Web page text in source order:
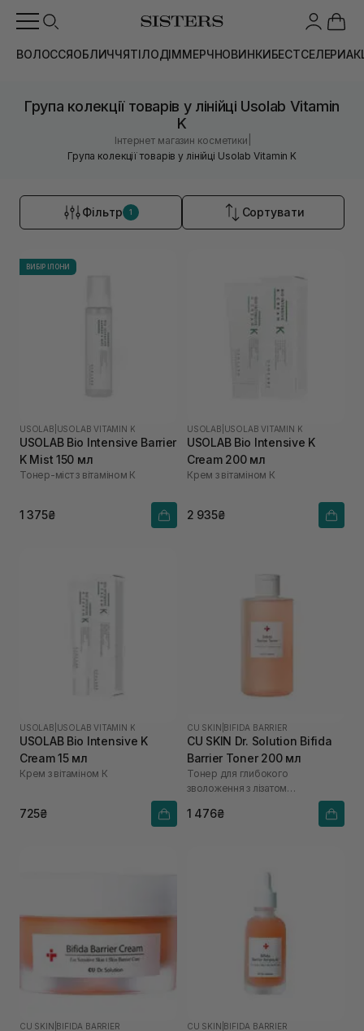
ВОЛОССЯОБЛИЧЧЯТІЛОДІММЕРЧНОВИНКИБЕСТСЕЛЕРИ
Група колекції товарів у лінійці Usolab Vitamin
K
Інтернет магазин косметики
Група колекції товарів у лінійці Usolab Vitamin K
Фільтр 1 Сортувати
ВИБІР ІЛОНИ
USOLAB USOLAB VITAMIN K
USOLAB Bio Intensive Barrier
K Mist 150 мл
Тонер-міст з вітаміном К
1 375₴
USOLAB USOLAB VITAMIN K
USOLAB Bio Intensive K
Cream 200 мл
Крем з вітаміном К
2 935₴
USOLAB USOLAB VITAMIN K
USOLAB Bio Intensive K
Cream 15 мл
Крем з вітаміном К
725₴
CU SKIN BIFIDA BARRIER
CU SKIN Dr. Solution Bifida
Barrier Toner 200 мл
Тонер для глибокого
зволоження з лізатом
1 476₴
CU SKIN BIFIDA BARRIER CU SKIN BIFIDA BARRIER